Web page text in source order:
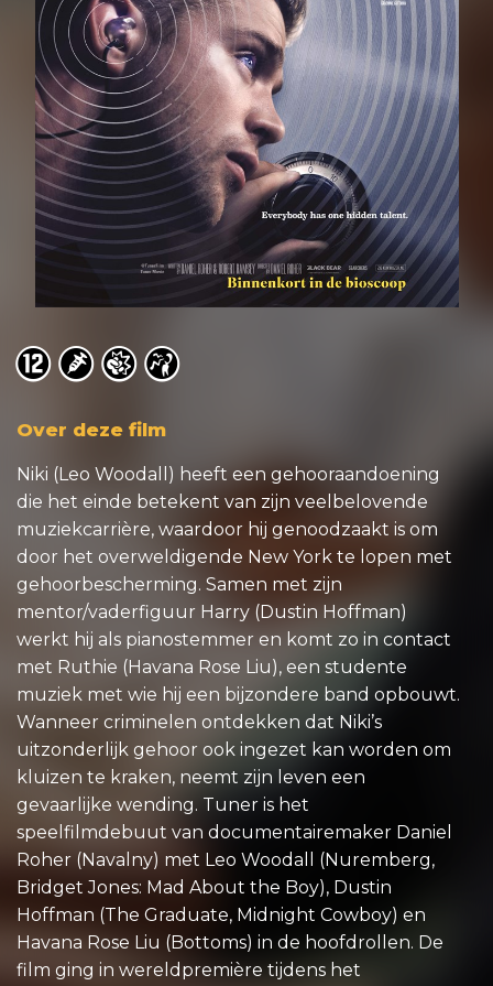
o o o o
Over deze film
Niki (Leo Woodall) heeft een gehooraandoening
die het einde betekent van zijn veelbelovende
muziekcarrière, waardoor hij genoodzaakt is om
door het overweldigende New York te lopen met
gehoorbescherming. Samen met zijn
mentor/vaderfiguur Harry (Dustin Hoffman)
werkt hij als pianostemmer en komt zo in contact
met Ruthie (Havana Rose Liu), een studente
muziek met wie hij een bijzondere band opbouwt.
Wanneer criminelen ontdekken dat Niki’s
uitzonderlijk gehoor ook ingezet kan worden om
kluizen te kraken, neemt zijn leven een
gevaarlijke wending. Tuner is het
speelfilmdebuut van documentairemaker Daniel
Roher (Navalny) met Leo Woodall (Nuremberg,
Bridget Jones: Mad About the Boy), Dustin
Hoffman (The Graduate, Midnight Cowboy) en
Havana Rose Liu (Bottoms) in de hoofdrollen. De
film ging in wereldpremière tijdens het